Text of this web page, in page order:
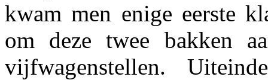
kwam men enige eerste
om deze twee bakken
vijfwagenstellen.